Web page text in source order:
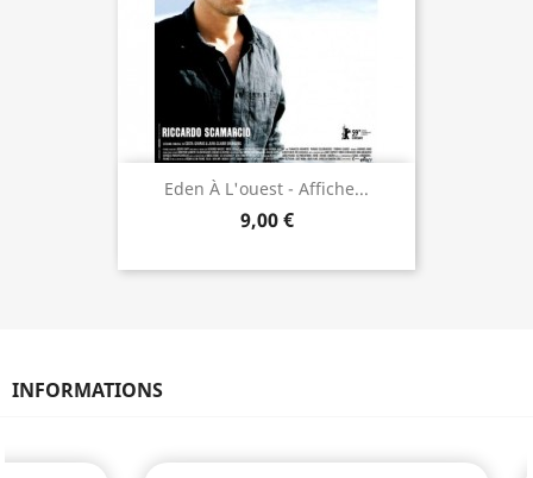
Eden À L'ouest - Affiche...
9,00 €
INFORMATIONS